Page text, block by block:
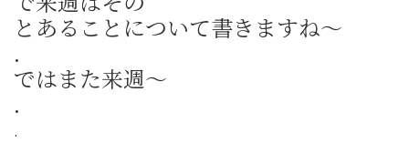
とあることについて書きますね～
.
ではまた来週～
.
.